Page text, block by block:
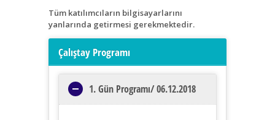
Tüm katılımcıların bilgisayarlarını
yanlarında getirmesi gerekmektedir.
Çalıştay Programı
1. Gün Programı/ 06.12.2018